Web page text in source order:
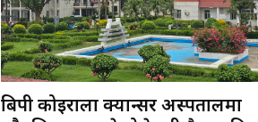
बिपी कोइराला क्यान्सर अस्पतालमा